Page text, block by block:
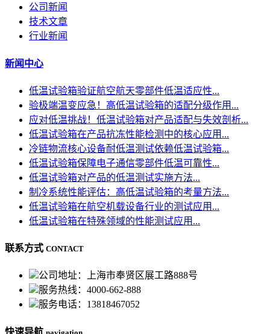
公司新闻
技术文章
行业新闻
新闻中心
低温试验箱验证航空航天零部件低温适应性...
验极端温变应急！高低温试验箱的适配分级作用...
应对低温挑战！低温试验箱对产品适配与失效剖析...
低温试验箱在产品抗冻性能检测中的核心应用...
冷链物流核心设备耐低温测试依赖低温试验箱...
低温试验箱保障电子通信零部件低温可靠性...
低温试验箱对产品的低温测试实施方法...
制冷系统性能评估：高低温试验箱的考量方法...
低温试验箱在航空机载设备行业的测试应用...
低温试验箱在特殊领域的性能测试应用...
联系方式 CONTACT
公司地址：上海市奉贤区展工路888号
服务热线：4000-662-888
服务电话：13818467052
快速导航